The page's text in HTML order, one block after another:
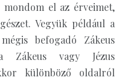
mondom el az érveimet,
Vegyük például a
befogadó Zákeus
Zákeus vagy Jézus
különböző oldalról